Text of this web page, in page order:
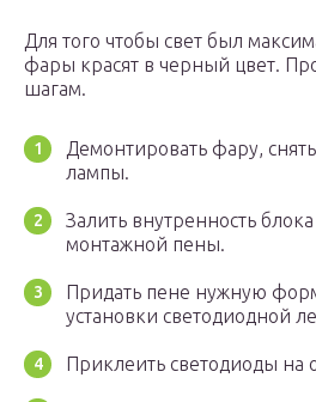
Для того чтобы свет был
фары красят в черный цвет.
шагам.
Демонтировать фару,
лампы.
Залить внутренность
монтажной пены.
Придать пене нужную
установки светодиодной
Приклеить светодиоды на